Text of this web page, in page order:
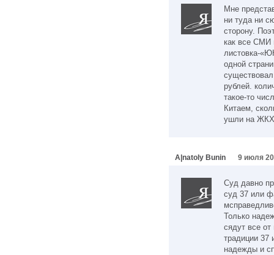
Мне
ни туда ни
сторону.
как все
листовка-
одной
рублей.
такое-то
Китаем,
ушли на
A|natoly Bunin 9 июля
Суд давно
суд 37 или
Только
сядут все
традиции 37
надежды и